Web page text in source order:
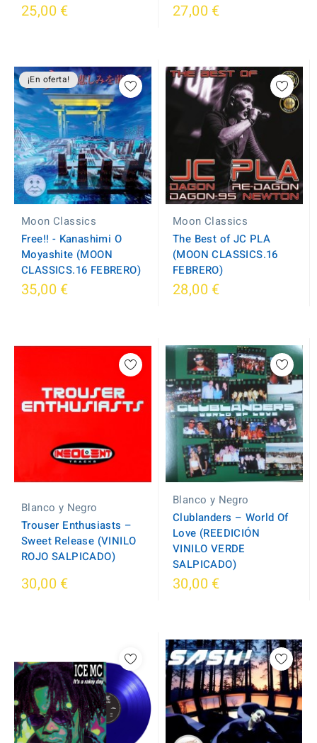
25,00 € 27,00 €
¡En oferta!
Moon Classics
Free!! - Kanashimi O
Moyashite (MOON
CLASSICS.16 FEBRERO)
35,00 €
Moon Classics
The Best of JC PLA
(MOON CLASSICS.16
FEBRERO)
28,00 €
Blanco y Negro
Trouser Enthusiasts ‎–
Sweet Release (VINILO
ROJO SALPICADO)
30,00 €
Blanco y Negro
Clublanders – World Of
Love (REEDICIÓN
VINILO VERDE
SALPICADO)
30,00 €